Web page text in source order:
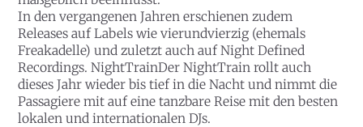
In den vergangenen Jahren erschienen zudem
Releases auf Labels wie vierundvierzig (ehemals
Freakadelle) und zuletzt auch auf Night Defined
Recordings. NightTrainDer NightTrain rollt auch
dieses Jahr wieder bis tief in die Nacht und nimmt die
Passagiere mit auf eine tanzbare Reise mit den besten
lokalen und internationalen DJs.